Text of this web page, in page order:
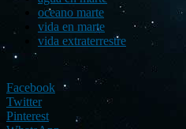
oceano marte
vida en marte
vida extraterrestre
Facebook
Twitter
Pinterest